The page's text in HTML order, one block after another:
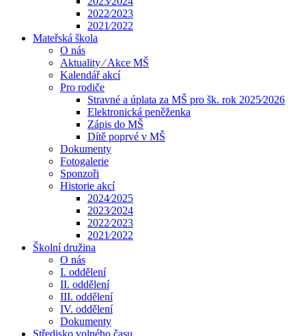
2022⁄2023
2021⁄2022
Mateřská škola
O nás
Aktuality ⁄ Akce MŠ
Kalendář akcí
Pro rodiče
Stravné a úplata za MŠ pro šk. rok 2025⁄2026
Elektronická peněženka
Zápis do MŠ
Dítě poprvé v MŠ
Dokumenty
Fotogalerie
Sponzoři
Historie akcí
2024⁄2025
2023⁄2024
2022⁄2023
2021⁄2022
Školní družina
O nás
I. oddělení
II. oddělení
III. oddělení
IV. oddělení
Dokumenty
Středisko volného času